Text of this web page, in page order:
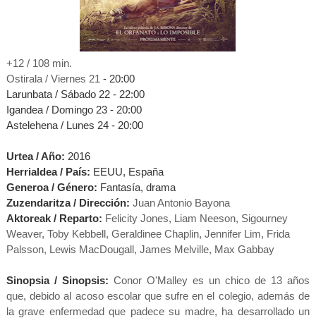
+12 / 108 min.
Ostirala / Viernes 21 - 20:00
Larunbata / Sábado 22 - 22:00
Igandea / Domingo 23 - 20:00
Astelehena / Lunes 24 - 20:00
Urtea / Año: 2016
Herrialdea / País: EEUU, España
Generoa / Género: Fantasía, drama
Zuzendaritza / Dirección: Juan Antonio Bayona
Aktoreak / Reparto: Felicity Jones, Liam Neeson, Sigourney
Weaver, Toby Kebbell, Geraldinee Chaplin, JenniferLim, Frida
Palsson, Lewis MacDougall, James Melville, Max Gabbay
Sinopsia / Sinopsis: Conor O'Malley es un chico de 13 años
que, debido al acoso escolar que sufre en el colegio, además de
la grave enfermedad que padece su madre, ha desarrollado un